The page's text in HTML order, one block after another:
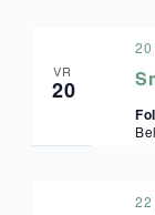
VR
20